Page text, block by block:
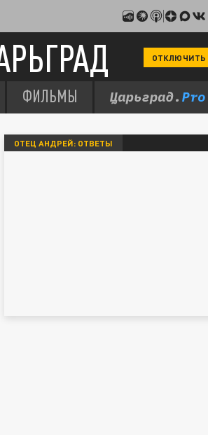
ОТКЛЮЧИТЬ
ФИЛЬМЫ
ОТЕЦ АНДРЕЙ: ОТВЕТЫ